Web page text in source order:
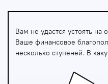
Вам не удастся устоять
Ваше финансовое
несколько ступеней. В